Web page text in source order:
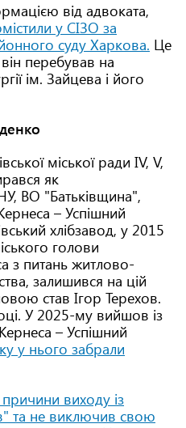
від адвоката,
у СІЗО за
суду Харкова. Це
перебував на
ім. Зайцева і його
міської ради IV, V,
як
ВО "Батьківщина",
– Успішний
хлібзавод, у 2015
голови
з питань житлово-
залишився на цій
став Ігор Терехов.
У 2025-му вийшов із
– Успішний
у нього забрали
виходу із
та не виключив свою